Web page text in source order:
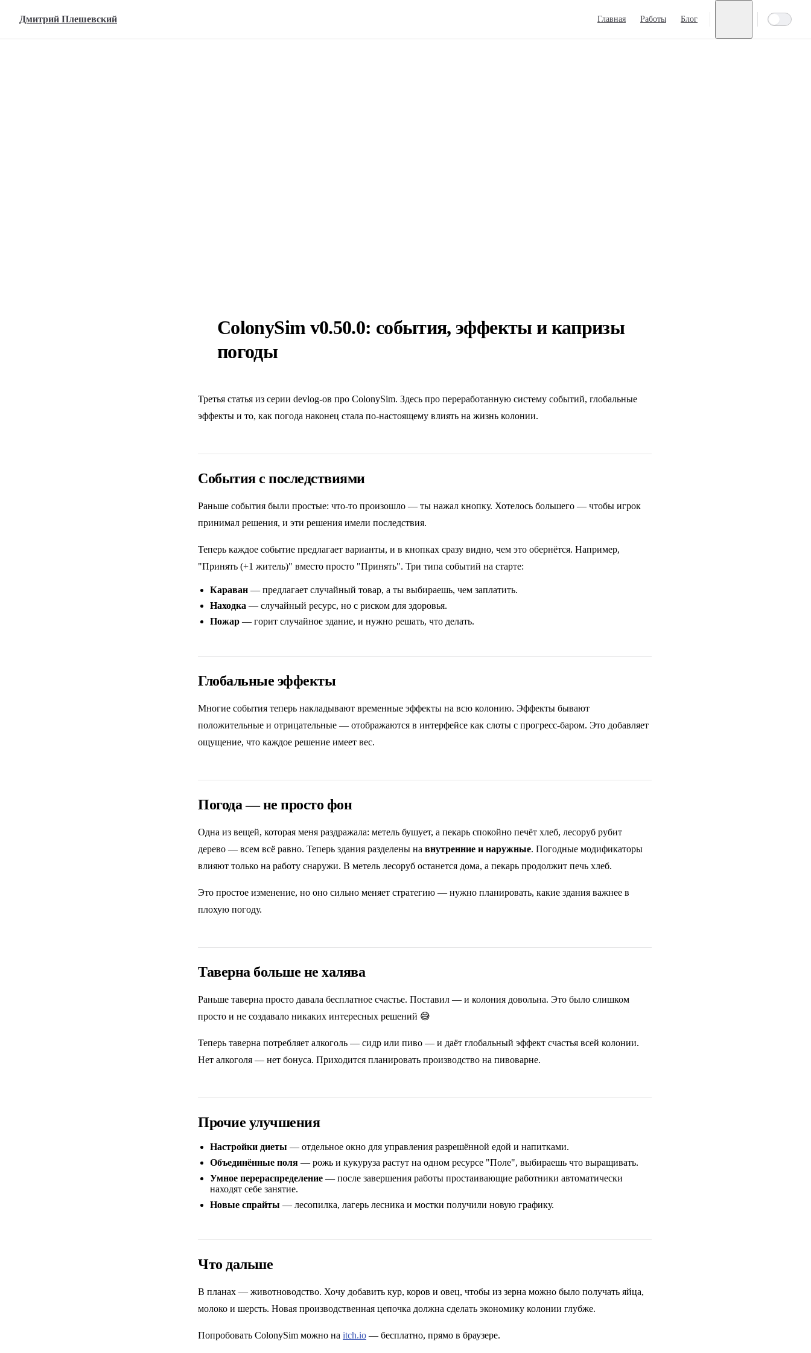
Skip to content
Дмитрий Плешевский Главная Работы Блог
ColonySim v0.50.0: события, эффекты и капризы
погоды
Третья статья из серии devlog-ов про ColonySim. Здесь про переработанную систему событий, глобальные
эффекты и то, как погода наконец стала по-настоящему влиять на жизнь колонии.
События с последствиями
Раньше события были простые: что-то произошло — ты нажал кнопку. Хотелось большего — чтобы игрок
принимал решения, и эти решения имели последствия.
Теперь каждое событие предлагает варианты, и в кнопках сразу видно, чем это обернётся. Например,
"Принять (+1 житель)" вместо просто "Принять". Три типа событий на старте:
Караван — предлагает случайный товар, а ты выбираешь, чем заплатить.
Находка — случайный ресурс, но с риском для здоровья.
Пожар — горит случайное здание, и нужно решать, что делать.
Глобальные эффекты
Многие события теперь накладывают временные эффекты на всю колонию. Эффекты бывают
положительные и отрицательные — отображаются в интерфейсе как слоты с прогресс-баром. Это добавляет
ощущение, что каждое решение имеет вес.
Погода — не просто фон
Одна из вещей, которая меня раздражала: метель бушует, а пекарь спокойно печёт хлеб, лесоруб рубит
дерево — всем всё равно. Теперь здания разделены на внутренние и наружные. Погодные модификаторы
влияют только на работу снаружи. В метель лесоруб останется дома, а пекарь продолжит печь хлеб.
Это простое изменение, но оно сильно меняет стратегию — нужно планировать, какие здания важнее в
плохую погоду.
Таверна больше не халява
Раньше таверна просто давала бесплатное счастье. Поставил — и колония довольна. Это было слишком
просто и не создавало никаких интересных решений 😅
Теперь таверна потребляет алкоголь — сидр или пиво — и даёт глобальный эффект счастья всей колонии.
Нет алкоголя — нет бонуса. Приходится планировать производство на пивоварне.
Прочие улучшения
Настройки диеты — отдельное окно для управления разрешённой едой и напитками.
Объединённые поля — рожь и кукуруза растут на одном ресурсе "Поле", выбираешь что выращивать.
Умное перераспределение — после завершения работы простаивающие работники автоматически
находят себе занятие.
Новые спрайты — лесопилка, лагерь лесника и мостки получили новую графику.
Что дальше
В планах — животноводство. Хочу добавить кур, коров и овец, чтобы из зерна можно было получать яйца,
молоко и шерсть. Новая производственная цепочка должна сделать экономику колонии глубже.
Попробовать ColonySim можно на itch.io — бесплатно, прямо в браузере.